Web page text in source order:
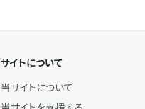
サイトについて
当サイトについて